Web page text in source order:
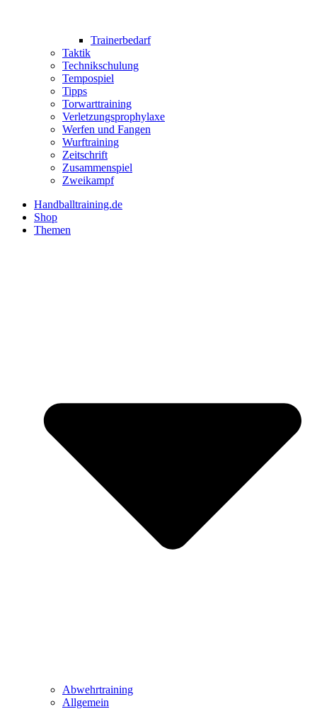
Trainerbedarf
Taktik
Technikschulung
Tempospiel
Tipps
Torwarttraining
Verletzungsprophylaxe
Werfen und Fangen
Wurftraining
Zeitschrift
Zusammenspiel
Zweikampf
Handballtraining.de
Shop
Themen
Abwehrtraining
Allgemein